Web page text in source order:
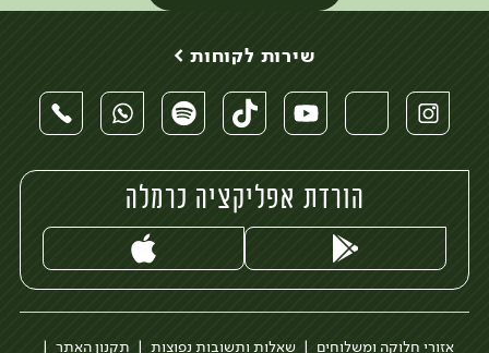
שירות לקוחות >
הורדת אפליקציה כרמלה
אזורי חלוקה ומשלוחים שאלות ותשובות נפוצות
תקנון האתר